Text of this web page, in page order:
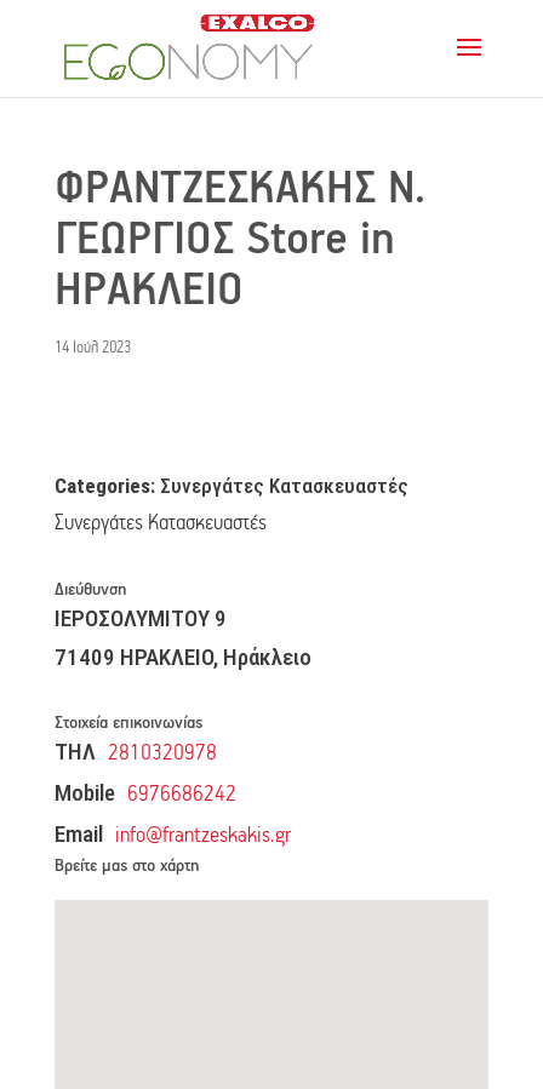
ΦΡΑΝΤΖΕΣΚΑΚΗΣ Ν.
ΓΕΩΡΓΙΟΣ Store in
ΗΡΑΚΛΕΙΟ
14 Ιούλ 2023
Categories: Συνεργάτες Κατασκευαστές
Συνεργάτες Κατασκευαστές
Διεύθυνση
ΙΕΡΟΣΟΛΥΜΙΤΟΥ 9
71409 ΗΡΑΚΛΕΙΟ, Ηράκλειο
Στοιχεία επικοινωνίας
ΤΗΛ 2810320978
Mobile 6976686242
Email info@frantzeskakis.gr
Βρείτε μας στο χάρτη